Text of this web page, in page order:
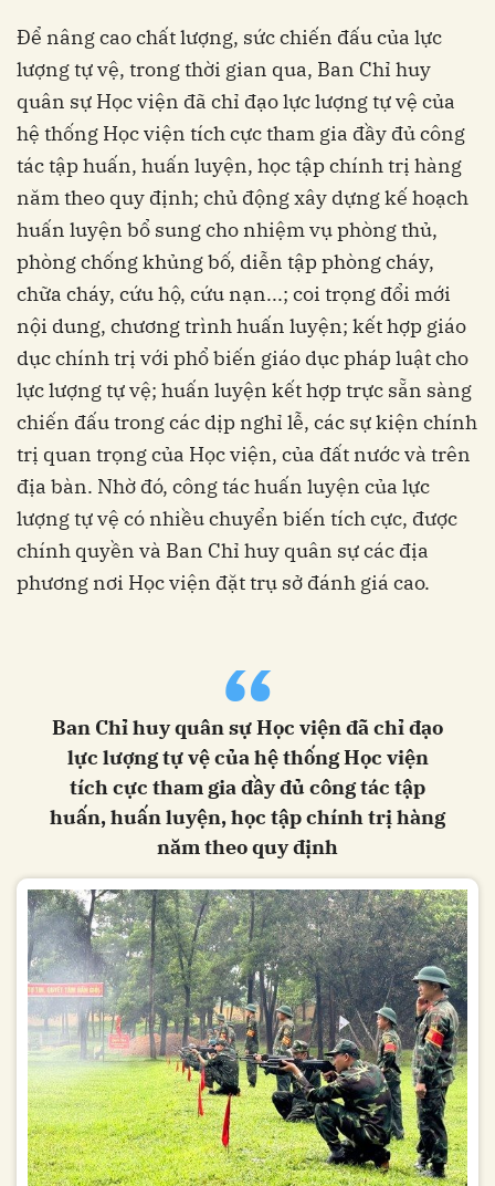
Để nâng cao chất lượng, sức chiến đấu của lực
lượng tự vệ, trong thời gian qua, Ban Chỉ huy
quân sự Học viện đã chỉ đạo lực lượng tự vệ của
hệ thống Học viện tích cực tham gia đầy đủ công
tác tập huấn, huấn luyện, học tập chính trị hàng
năm theo quy định; chủ động xây dựng kế hoạch
huấn luyện bổ sung cho nhiệm vụ phòng thủ,
phòng chống khủng bố, diễn tập phòng cháy,
chữa cháy, cứu hộ, cứu nạn...; coi trọng đổi mới
nội dung, chương trình huấn luyện; kết hợp giáo
dục chính trị với phổ biến giáo dục pháp luật cho
lực lượng tự vệ; huấn luyện kết hợp trực sẵn sàng
chiến đấu trong các dịp nghỉ lễ, các sự kiện chính
trị quan trọng của Học viện, của đất nước và trên
địa bàn. Nhờ đó, công tác huấn luyện của lực
lượng tự vệ có nhiều chuyển biến tích cực, được
chính quyền và Ban Chỉ huy quân sự các địa
phương nơi Học viện đặt trụ sở đánh giá cao.
“
Ban Chỉ huy quân sự Học viện đã chỉ đạo
lực lượng tự vệ của hệ thống Học viện
tích cực tham gia đầy đủ công tác tập
huấn, huấn luyện, học tập chính trị hàng
năm theo quy định